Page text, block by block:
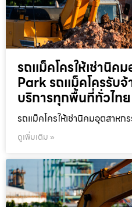
รถแม็คโครให้เช่านิ
Park รถแม็คโครรับจ้
บริการทุกพื้นที่ทั่วไท
รถแม็คโครให้เช่านิคมอุตสาห
ดูเพิ่มเติม »